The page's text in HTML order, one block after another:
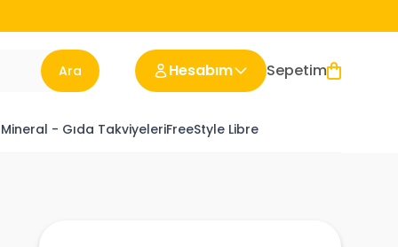
Ara Hesabım Sepetim
- Gıda TakviyeleriFreeStyle Libre